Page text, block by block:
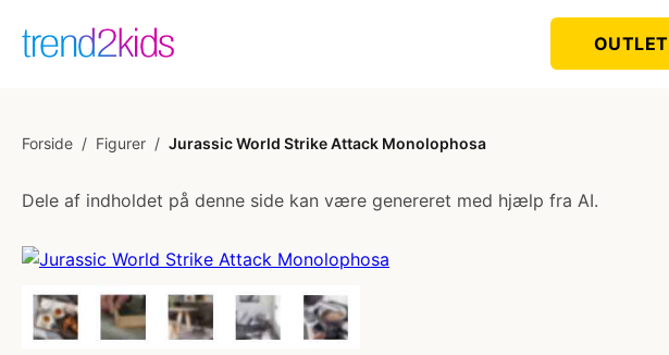
OUTLET
Forside / Figurer / Jurassic World Strike Attack Monolophosa
Dele af indholdet på denne side kan være genereret med hjælp fra AI.